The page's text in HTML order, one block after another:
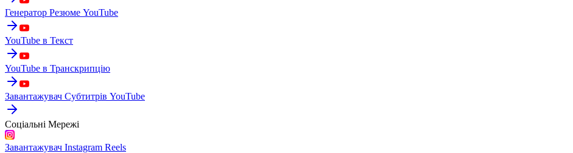
Генератор Резюме YouTube
YouTube в Текст
YouTube в Транскрипцію
Завантажувач Субтитрів YouTube
Соціальні Мережі
Завантажувач Instagram Reels